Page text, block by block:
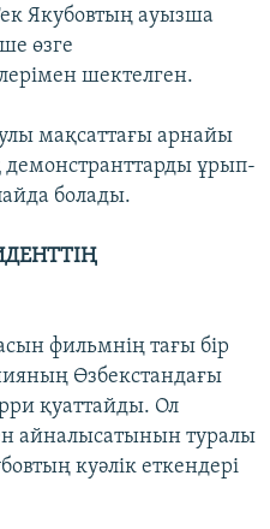
Якубовтың ауызша
өзге
шектелген.
мақсаттағы арнайы
ұрып-
болады.
фильмнің тағы бір
Өзбекстандағы
қуаттайды. Ол
айналысатынын туралы
куәлік еткендері